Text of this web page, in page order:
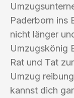
Paderborn ins
nicht länger
Umzugskönig
Rat und Tat
Umzug
kannst dich